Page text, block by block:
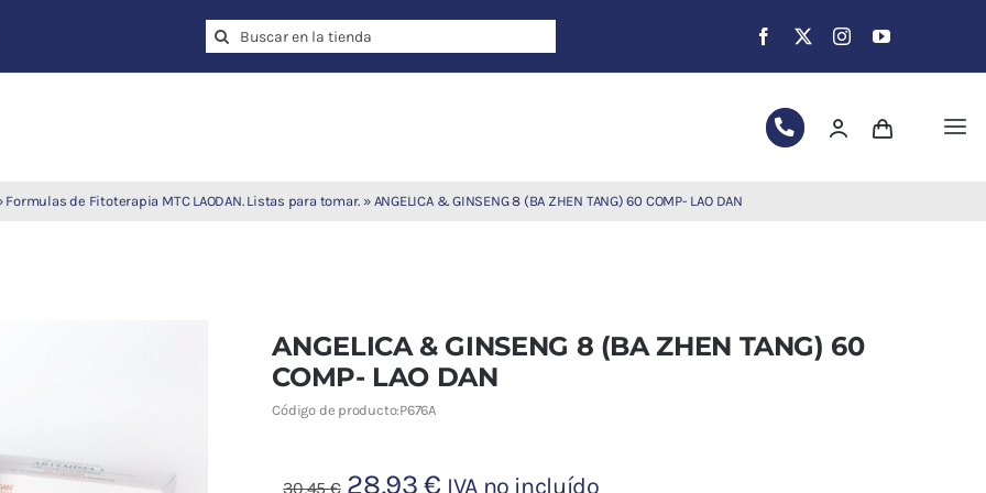
Search
Formulas de Fitoterapia MTC LAODAN. Listas para tomar. » ANGELICA & GINSENG 8 (BA ZHEN TANG) 60 COMP- LAO DAN
ANGELICA & GINSENG 8 (BA ZHEN TANG) 60
COMP- LAO DAN
Código de producto:P676A
30,45€ El
28,93€El
IVA no incluído